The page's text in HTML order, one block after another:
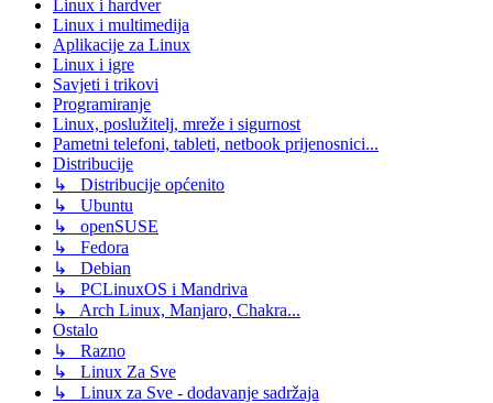
Linux i hardver
Linux i multimedija
Aplikacije za Linux
Linux i igre
Savjeti i trikovi
Programiranje
Linux, poslužitelj, mreže i sigurnost
Pametni telefoni, tableti, netbook prijenosnici...
Distribucije
↳ Distribucije općenito
↳ Ubuntu
↳ openSUSE
↳ Fedora
↳ Debian
↳ PCLinuxOS i Mandriva
↳ Arch Linux, Manjaro, Chakra...
Ostalo
↳ Razno
↳ Linux Za Sve
↳ Linux za Sve - dodavanje sadržaja